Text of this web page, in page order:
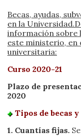
Becas, ayudas,
en la
información sobre
este ministerio, en
universitaria:
Curso 2020-21
Plazo de
2020
Tipos de becas
1. Cuantías fijas.